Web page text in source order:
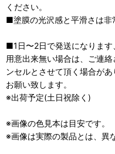
ください。
■塗膜の光沢感と平滑さは非
■1日〜2日で発送になりま
用意出来無い場合は、ご連
ンセルとさせて頂く場合が
お願い致します。
※出荷予定(土日祝除く)
※画像の色見本は目安です。
※画像は実際の製品とは、異